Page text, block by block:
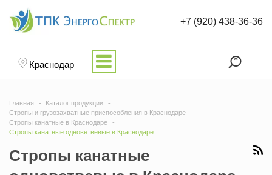
Краснодар
+7 (920) 438-36-36
Главная
Каталог продукции
Стропы и грузозахватные приспособления в Краснодаре
Стропы канатные в Краснодаре
Стропы канатные одноветвевые в Краснодаре
Стропы канатные